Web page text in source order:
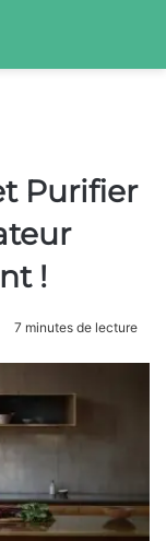
Purifier
!
7 minutes de lecture